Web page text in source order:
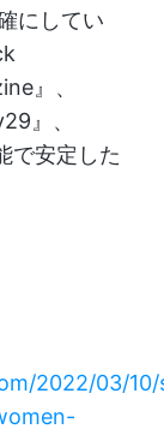
にしてい
』、
』、
で安定した
2022/03/10/